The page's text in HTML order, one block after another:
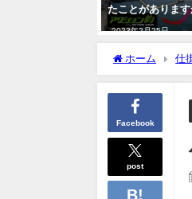
たことがありま
2023年2月25日
ホーム 仕
Facebook
post